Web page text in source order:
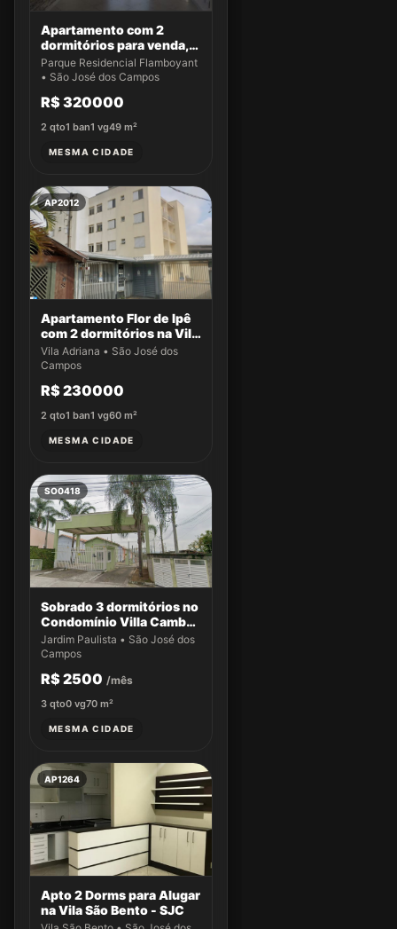
Apartamento com 2
dormitórios para venda,
49 m² por R$ 320.000,00
- Parque Residencial
dos Campos/SP
Parque Residencial Flamboyant
• São José dos Campos
R$ 320000
2 qto1 ban1 vg49 m²
MESMA CIDADE
AP2012
Apartamento Flor de Ipê
com 2 dormitórios na Vila
Adriana
Vila Adriana • São José dos
Campos
R$ 230000
2 qto1 ban1 vg60 m²
MESMA CIDADE
SO0418
Sobrado 3 dormitórios no
Condomínio Villa Cambuí
- Casa 033
Jardim Paulista • São José dos
Campos
R$ 2500 /mês
3 qto0 vg70 m²
MESMA CIDADE
AP1264
Apto 2 Dorms para Alugar
na Vila São Bento - SJC